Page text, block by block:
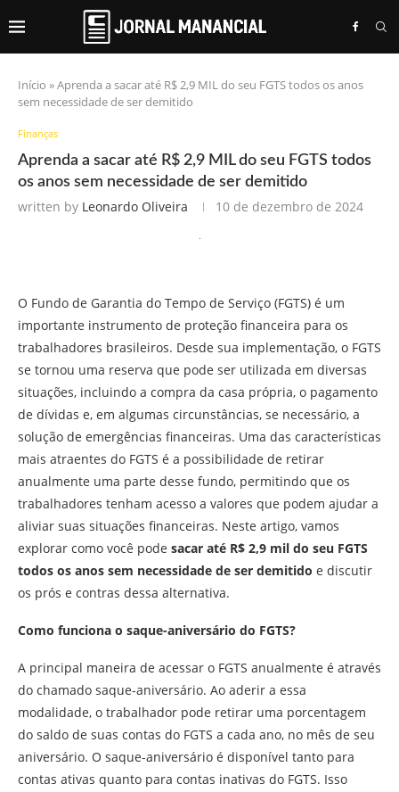
Início »Aprenda a sacar até R$ 2,9 MIL do seu FGTS todos os anos
sem necessidade de ser demitido
Finanças
Aprenda a sacar até R$ 2,9 MIL do seu FGTS todos
os anos sem necessidade de ser demitido
written by Leonardo Oliveira 10 de dezembro de 2024
O Fundo de Garantia do Tempo de Serviço (FGTS) é um
importante instrumento de proteção financeira para os
trabalhadores brasileiros. Desde sua implementação, o FGTS
se tornou uma reserva que pode ser utilizada em diversas
situações, incluindo a compra da casa própria, o pagamento
de dívidas e, em algumas circunstâncias, se necessário, a
solução de emergências financeiras. Uma das características
mais atraentes do FGTS é a possibilidade de retirar
anualmente uma parte desse fundo, permitindo que os
trabalhadores tenham acesso a valores que podem ajudar a
aliviar suas situações financeiras. Neste artigo, vamos
explorar como você pode sacar até R$ 2,9 mil do seu FGTS
todos os anos sem necessidade de ser demitido e discutir
os prós e contras dessa alternativa.
Como funciona o saque-aniversário do FGTS?
A principal maneira de acessar o FGTS anualmente é através
do chamado saque-aniversário. Ao aderir a essa
modalidade, o trabalhador pode retirar uma porcentagem
do saldo de suas contas do FGTS a cada ano, no mês de seu
aniversário. O saque-aniversário é disponível tanto para
contas ativas quanto para contas inativas do FGTS. Isso